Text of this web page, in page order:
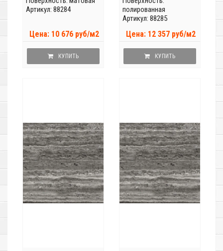
Артикул: 88284
Цена: 10 676 руб/м2
КУПИТЬ
полированная
Артикул: 88285
Цена: 12 357 руб/м2
КУПИТЬ